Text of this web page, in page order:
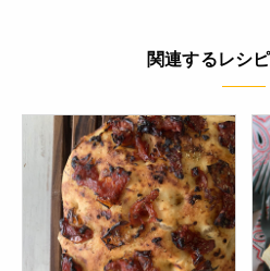
関連するレシ